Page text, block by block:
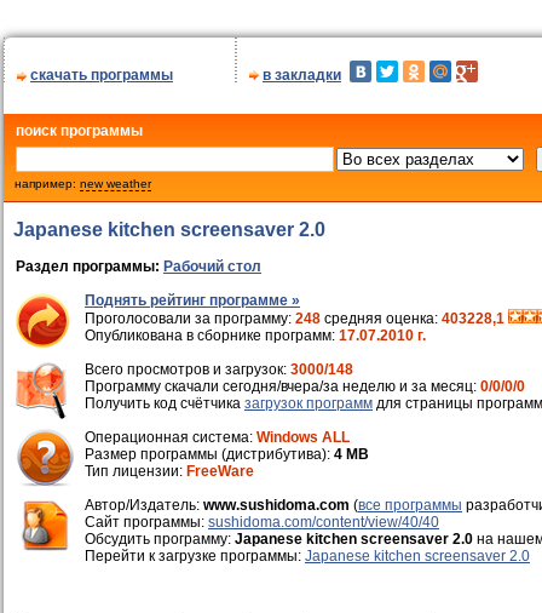
скачать программы в закладки
поиск программы
например: new weather
Japanese kitchen screensaver 2.0
Раздел программы: Рабочий стол
Поднять рейтинг программе »
Проголосовали за программу: 248 средняя оценка: 403228,1
Опубликована в сборнике программ: 17.07.2010 г.
Всего просмотров и загрузок: 3000/148
Программу скачали сегодня/вчера/за неделю и за месяц: 0/0/0/0
Получить код счётчика загрузок программ для страницы
Операционная система: Windows ALL
Размер программы (дистрибутива): 4 MB
Тип лицензии: FreeWare
Автор/Издатель: www.sushidoma.com (все программы
Cайт программы: sushidoma.com/content/view/40/40
Обсудить программу: Japanese kitchen screensaver 2.0 на
Перейти к загрузке программы: Japanese kitchen screensaver 2.0